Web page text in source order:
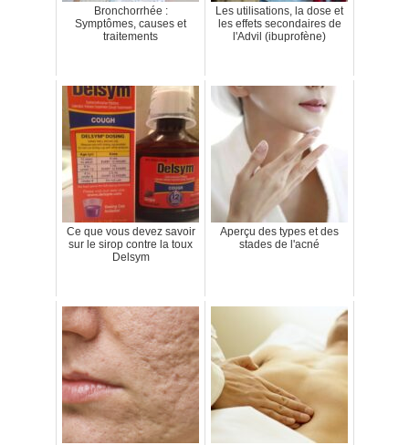
Bronchorrhée :
Symptômes, causes et
traitements
Les utilisations, la dose et
les effets secondaires de
l'Advil (ibuprofène)
Ce que vous devez savoir
sur le sirop contre la toux
Delsym
Aperçu des types et des
stades de l'acné